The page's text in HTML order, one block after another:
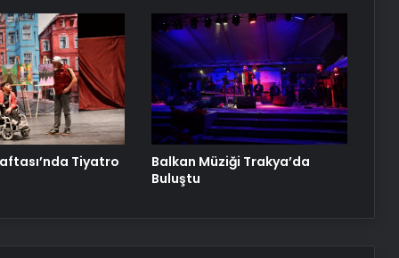
Tiyatro
Balkan Müziği Trakya’da
Buluştu